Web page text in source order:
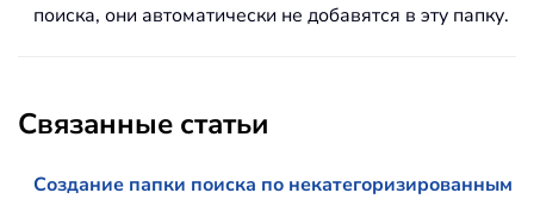
поиска, они автоматически не добавятся в эту папку.
Связанные статьи
Создание папки поиска по некатегоризированным